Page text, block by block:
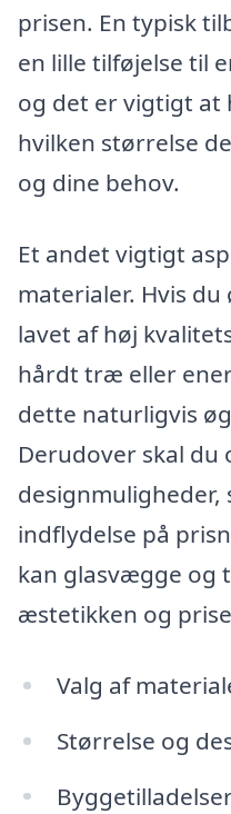
prisen. En typisk
en lille tilføjelse til
og det er vigtigt at
hvilken størrelse
og dine behov.
Et andet vigtigt
materialer. Hvis
lavet af høj
hårdt træ eller
dette naturligvis
Derudover skal du
designmuligheder,
indflydelse på
kan glasvægge og
æstetikken og
Valg af
Størrelse og